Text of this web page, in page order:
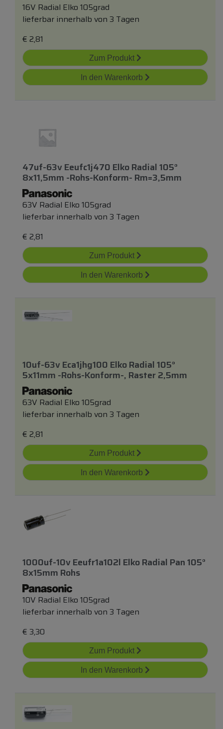
16V Radial Elko 105grad
lieferbar innerhalb von 3 Tagen
€ 2,81
Zum Produkt
In den Warenkorb
47uf-63v Eeufc1j470 Elko Radial 105°
8x11,5mm -rohs-Konform- Rm=3,5mm
63V Radial Elko 105grad
lieferbar innerhalb von 3 Tagen
€ 2,81
Zum Produkt
In den Warenkorb
10uf-63v Eca1jhg100 Elko Radial 105°
5x11mm -rohs-Konform-, Raster 2,5mm
63V Radial Elko 105grad
lieferbar innerhalb von 3 Tagen
€ 2,81
Zum Produkt
In den Warenkorb
1000uf-10v Eeufr1a102l Elko Radial Pan 105°
8x15mm Rohs
10V Radial Elko 105grad
lieferbar innerhalb von 3 Tagen
€ 3,30
Zum Produkt
In den Warenkorb